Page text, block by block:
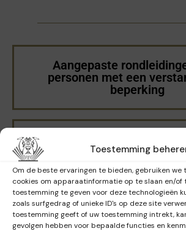
Toestemming
Om de beste ervaringen te bieden, gebruiken we
cookies om apparaatinformatie op te slaan en/of
toestemming te geven voor deze technologieën
zoals surfgedrag of unieke ID's op deze site
toestemming geeft of uw toestemming intrekt,
gevolgen hebben voor bepaalde functies en
Aangepaste
personen met een
beperking
Aangepaste rondleidingen
en slechtziende
Rondleidingen in